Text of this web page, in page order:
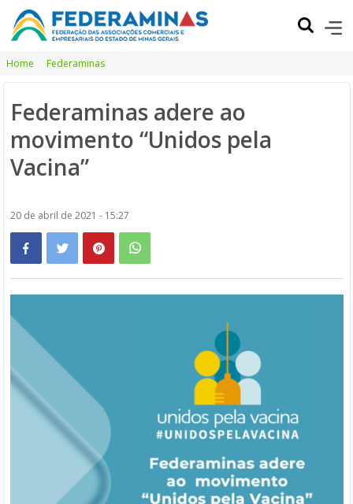
Home Federaminas
Federaminas adere ao
movimento “Unidos pela
Vacina”
20 de abril de 2021 - 15:27